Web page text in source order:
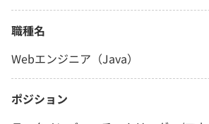
職種名
Webエンジニア（Java）
ポジション